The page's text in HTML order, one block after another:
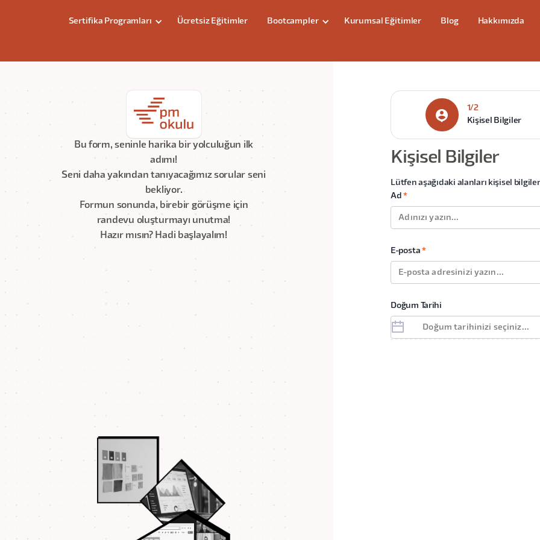
Sertifika Programları Ücretsiz Eğitimler Bootcampler Kurumsal Eğitimler Blog Hakkımızda
Bu form, seninle harika bir yolculuğun ilk
adımı!
Seni daha yakından tanıyacağımız sorular seni
bekliyor.
Formun sonunda, birebir görüşme için
randevu oluşturmayı unutma!
Hazır mısın? Hadi başlayalım!
1/2
Kişisel Bilgiler
Kişisel Bilgiler
Lütfen aşağıdaki alanları kişisel
Ad*
E-posta*
Doğum Tarihi